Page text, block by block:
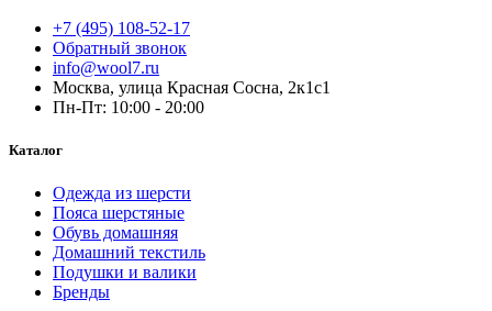
+7 (495) 108-52-17
Обратный звонок
info@wool7.ru
Москва, улица Красная Сосна, 2к1с1
Пн-Пт: 10:00 - 20:00
Каталог
Одежда из шерсти
Пояса шерстяные
Обувь домашняя
Домашний текстиль
Подушки и валики
Бренды